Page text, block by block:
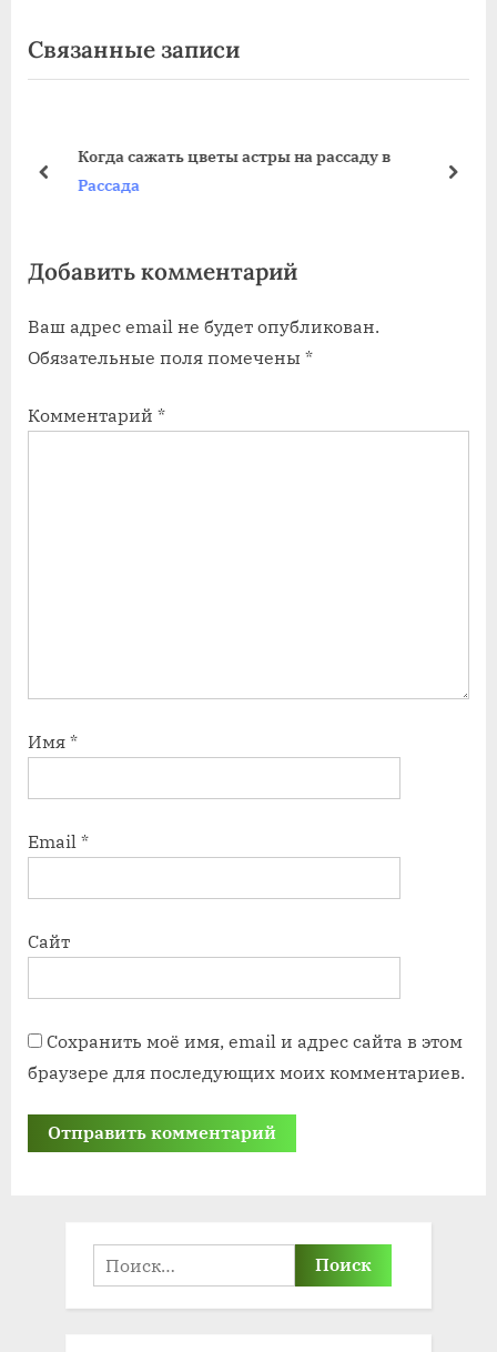
записям
д
ы
щ
з
п
и
ь
е
д
з
п
и
ь
Связанные записи
Когда сажать цветы астры на рассаду в
Рассада
пред
Добавить комментарий
Ваш адрес email не будет опубликован.
Обязательные поля помечены *
Комментарий *
Имя *
Email *
Сайт
Сохранить моё имя, email и адрес сайта в этом
браузере для последующих моих комментариев.
Найти: